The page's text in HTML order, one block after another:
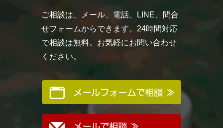
ご相談は、メール、電話、LINE、問合
せフォームからできます。24時間対応
で相談は無料。お気軽にお問い合わせ
ください。